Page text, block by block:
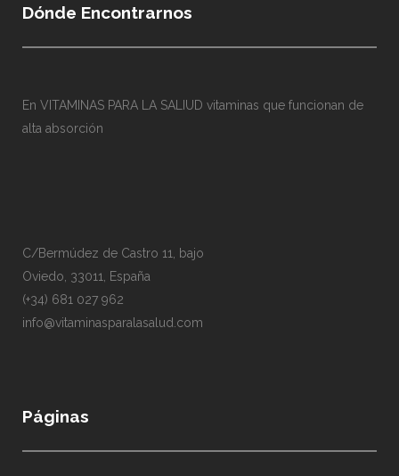
la
Dónde Encontrarnos
En VITAMINAS PARA LA SALIUD vitaminas que funcionan de
alta absorción
C/Bermúdez de Castro 11, bajo
Oviedo, 33011, España
(+34) 681 027 962
info@vitaminasparalasalud.com
Páginas